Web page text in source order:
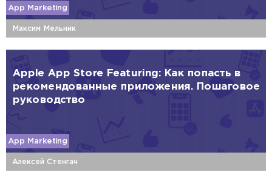
App Marketing
Максим Мельник
Apple App Store Featuring: Как попасть в
рекомендованные приложения. Пошаговое
руководство
App Marketing
Алексей Стенгач